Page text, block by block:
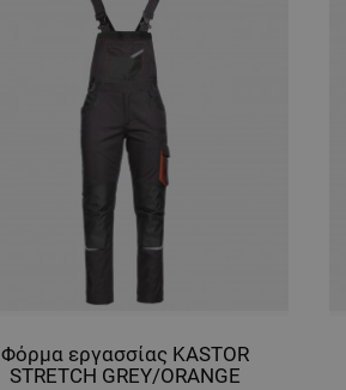
Φόρμα εργασσίας KASTOR
STRETCH GREY/ORANGE